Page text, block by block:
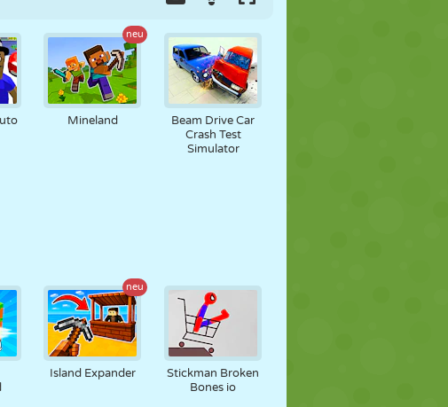
neu
Mineland
Beam Drive Car
Crash Test
Simulator
neu
Island Expander
Stickman Broken
Bones io